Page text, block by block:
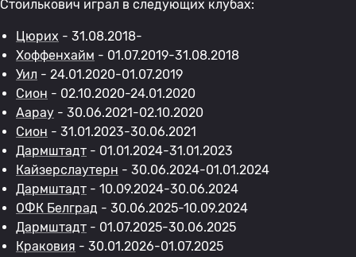
Стоилькович играл в следующих клубах:
Цюрих - 31.08.2018-
Хоффенхайм - 01.07.2019-31.08.2018
Уил - 24.01.2020-01.07.2019
Сион - 02.10.2020-24.01.2020
Аарау - 30.06.2021-02.10.2020
Сион - 31.01.2023-30.06.2021
Дармштадт - 01.01.2024-31.01.2023
Кайзерслаутерн - 30.06.2024-01.01.2024
Дармштадт - 10.09.2024-30.06.2024
ОФК Белград - 30.06.2025-10.09.2024
Дармштадт - 01.07.2025-30.06.2025
Краковия - 30.01.2026-01.07.2025